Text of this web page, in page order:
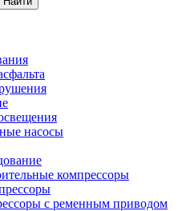
насосы
компрессоры
с ременным приводом